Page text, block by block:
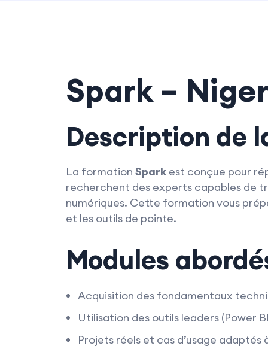
Spark –
Description de
La formation Sparkest conçue pour
recherchent des experts capables de
numériques. Cette formation vous
et les outils de pointe.
Modules
Acquisition des fondamentaux
Utilisation des outils leaders (Power
Projets réels et cas d’usage